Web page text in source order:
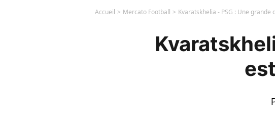
Accueil Mercato Football Kvaratskhelia - PSG : Une grande